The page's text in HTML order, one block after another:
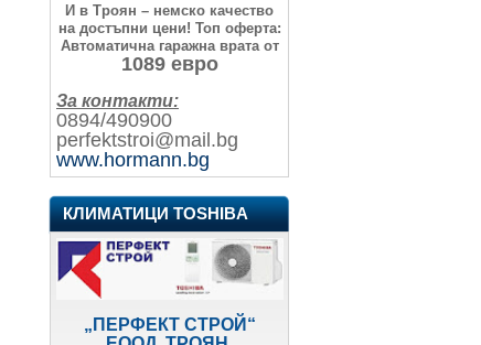
И в Троян – немско качество
на достъпни цени! Топ оферта:
Автоматична гаражна врата от
1089 евро
За контакти:
0894/490900
perfektstroi@mail.bg
www.hormann.bg
КЛИМАТИЦИ TOSHIBA
„ПЕРФЕКТ СТРОЙ“